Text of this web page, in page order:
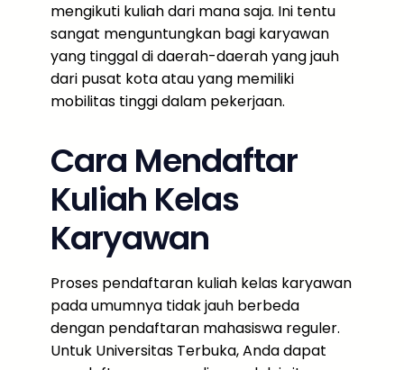
mengikuti kuliah dari mana saja. Ini tentu
sangat menguntungkan bagi karyawan
yang tinggal di daerah-daerah yang jauh
dari pusat kota atau yang memiliki
mobilitas tinggi dalam pekerjaan.
Cara Mendaftar
Kuliah Kelas
Karyawan
Proses pendaftaran kuliah kelas karyawan
pada umumnya tidak jauh berbeda
dengan pendaftaran mahasiswa reguler.
Untuk Universitas Terbuka, Anda dapat